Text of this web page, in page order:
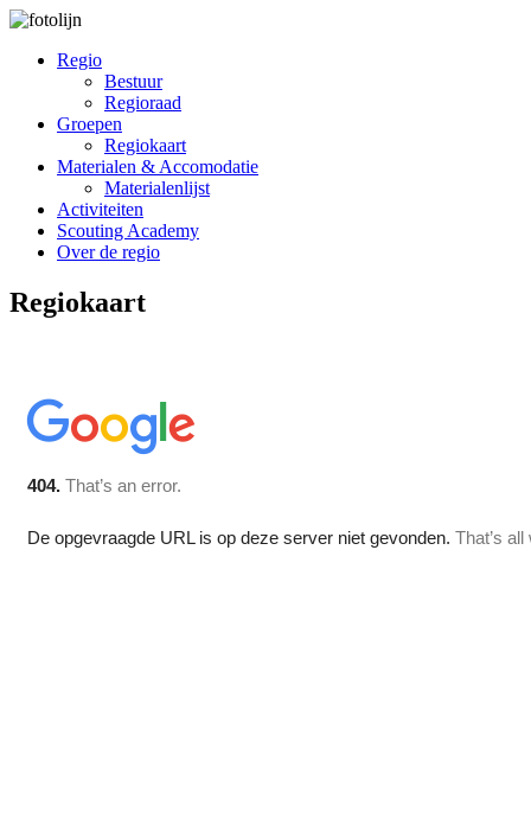
Regio
Bestuur
Regioraad
Groepen
Regiokaart
Materialen & Accomodatie
Materialenlijst
Activiteiten
Scouting Academy
Over de regio
Regiokaart